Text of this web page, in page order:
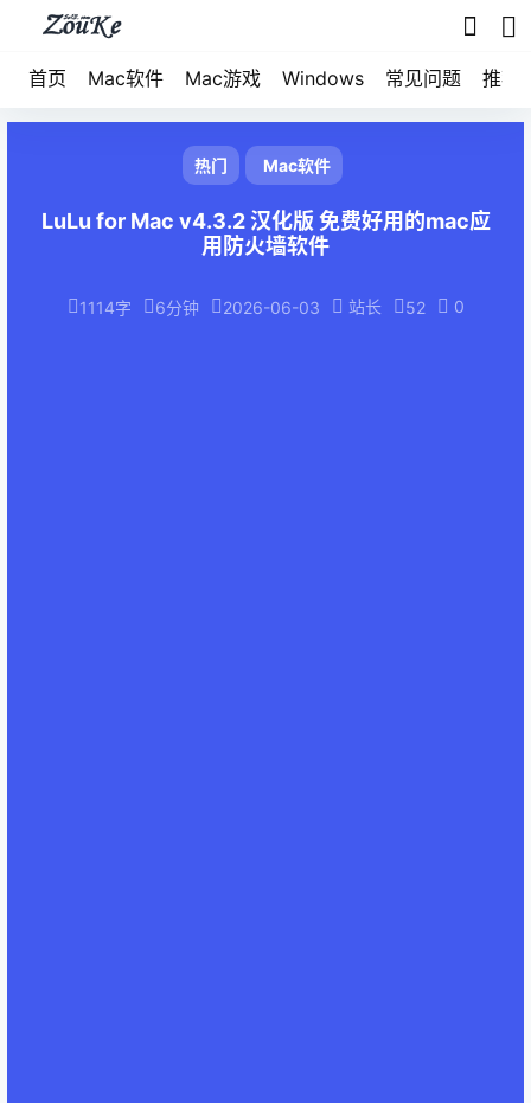
首页 Mac软件 Mac游戏 Windows 常见问题 推荐
热门 Mac软件
LuLu for Mac v4.3.2 汉化版 免费好用的mac应
用防火墙软件
1114字 6分钟 2026-06-03 站长 52 0